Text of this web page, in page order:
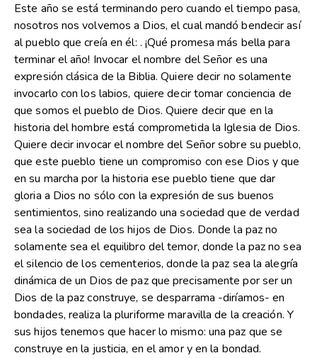
Este año se está terminando pero cuando el tiempo pasa,
nosotros nos volvemos a Dios, el cual mandó bendecir así
al pueblo que creía en él: . ¡Qué promesa más bella para
terminar el año! Invocar el nombre del Señor es una
expresión clásica de la Biblia. Quiere decir no solamente
invocarlo con los labios, quiere decir tomar conciencia de
que somos el pueblo de Dios. Quiere decir que en la
historia del hombre está comprometida la Iglesia de Dios.
Quiere decir invocar el nombre del Señor sobre su pueblo,
que este pueblo tiene un compromiso con ese Dios y que
en su marcha por la historia ese pueblo tiene que dar
gloria a Dios no sólo con la expresión de sus buenos
sentimientos, sino realizando una sociedad que de verdad
sea la sociedad de los hijos de Dios. Donde la paz no
solamente sea el equilibro del temor, donde la paz no sea
el silencio de los cementerios, donde la paz sea la alegría
dinámica de un Dios de paz que precisamente por ser un
Dios de la paz construye, se desparrama -diríamos- en
bondades, realiza la pluriforme maravilla de la creación. Y
sus hijos tenemos que hacer lo mismo: una paz que se
construye en la justicia, en el amor y en la bondad.